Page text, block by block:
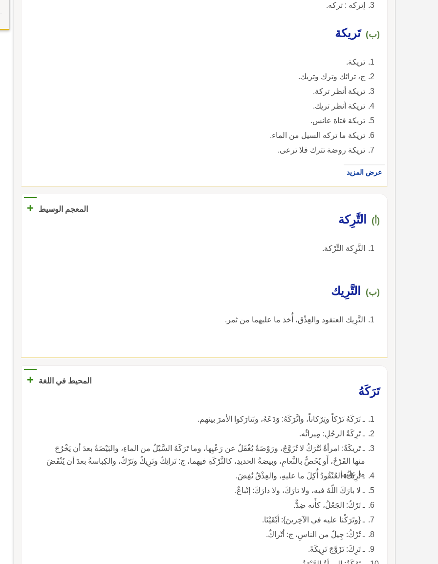
إتركه : تركه.
(ب) تَريكة
تريكة.
ج، ترائك وترك وتريك.
تريكة أنظر تركة.
تريكة أنظر تريك.
تريكة فتاة عانس.
تريكة ما تركه السيل من الماء.
تريكة روضة تترك فلا ترعى.
عرض المزيد
المعجم الوسيط +
(أ) التَّرِكة
التَّرِكة التِّرْكة.
(ب) التَّرِيك
التَّرِيك العنقود والعِذْق، أُخذ ما عليهما من ثمر.
المحيط في اللغة
+
تَرَكَهُ
ـ تَرَكَهُ تَرْكاً وتِرْكاناً، واتَّرَكَهُ: وَدَعَهُ، وتَتارَكوا الأمرَ بينهم.
ـ تَرِكَةُ الرجُلِ: مِيراثُه.
ـ تَريكَةٌ: امرأةٌ تُتْرَكُ لا تُزَوَّجُ، ورَوْضَةٌ يُغْفَلُ عن رَعْيِها، وما تَرَكَهُ السَّيْلُ من الماءِ، والبَيْضَةُ بعدَ أن يَخْرُجَ
منها الفَرْخُ، أَو يُخَصُّ بالنَّعامِ، وبيضةُ الحديدِ، كالتَّرْكَةِ فيهما، ج: تَرائِكُ وتَرِيكٌ وتَرْكٌ، والكِباسةُ بعدَ أن يُنْفَضَ
ما عليها.
ـ تَرِيكُ: العُنْقُودُ أُكِلَ ما عليهِ، والعِذْقُ نُفِضَ.
ـ لا بارَكَ اللّهُ فيه، ولا تارَكَ، ولا دارَكَ: إتْباعٌ.
ـ تَرْكُ: الجَعْلُ، كأَنه ضِدٌّ.
ـ {وتَرَكْنا عليه في الآخِرينَ}: أبْقَيْنَا.
ـ تُرْكُ: جِيلٌ من الناسِ، ج: أتْراكٌ.
ـ تَرِكَ: تَزَوَّجَ تَرِيكَةً.